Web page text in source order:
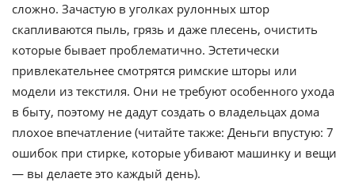
сложно. Зачастую в уголках рулонных штор
скапливаются пыль, грязь и даже плесень, очистить
которые бывает проблематично. Эстетически
привлекательнее смотрятся римские шторы или
модели из текстиля. Они не требуют особенного ухода
в быту, поэтому не дадут создать о владельцах дома
плохое впечатление (читайте также: Деньги впустую: 7
ошибок при стирке, которые убивают машинку и вещи
— вы делаете это каждый день).